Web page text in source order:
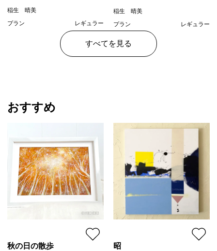
稲生 晴美
プラン
レギュラー
¥ 75,000
稲生 晴美
プラン
レギュラー
すべてを見る
おすすめ
秋の日の散歩 昭